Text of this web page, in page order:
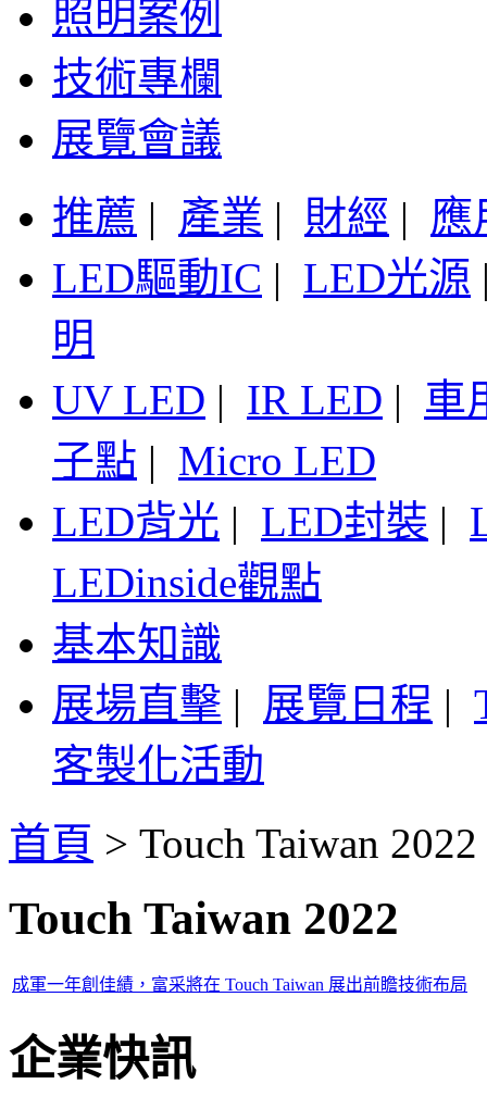
照明案例
技術專欄
展覽會議
推薦 | 產業 | 財經 | 應
LED驅動IC | LED光源
明
UV LED | IR LED | 車
子點 | Micro LED
LED背光 | LED封裝 |
LEDinside觀點
基本知識
展場直擊 | 展覽日程 |
客製化活動
首頁 > Touch Taiwan 2022
Touch Taiwan 2022
成軍一年創佳績，富采將在 Touch Taiwan 展出前瞻技術布局
企業快訊